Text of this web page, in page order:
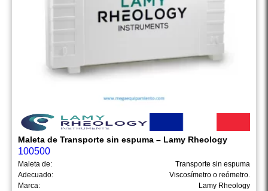
Maleta de Transporte sin espuma – Lamy Rheology
100500
Maleta de:
Transporte sin espuma
Adecuado:
Viscosímetro o reómetro.
Marca:
Lamy Rheology